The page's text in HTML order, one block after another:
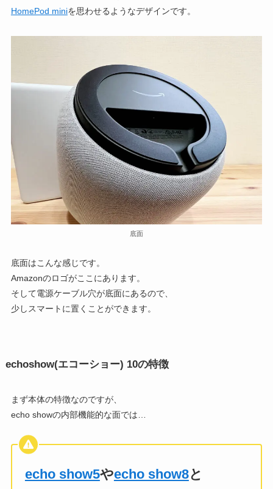
HomePod miniを思わせるようなデザインです。
底面
底面はこんな感じです。
Amazonのロゴがここにあります。
そして電源ケーブル穴が底面にあるので、
少しスマートに置くことができます。
echoshow(エコーショー) 10の特徴
まず本体の特徴なのですが、
echo showの内部機能的な面では…
echo show5やecho show8と